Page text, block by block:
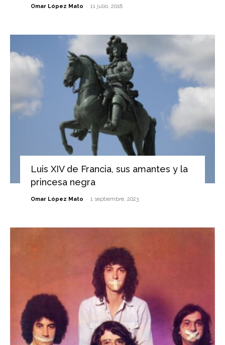
Omar López Mato - 11 julio, 2018
Luis XIV de Francia, sus amantes y la
princesa negra
Omar López Mato - 1 septiembre, 2023